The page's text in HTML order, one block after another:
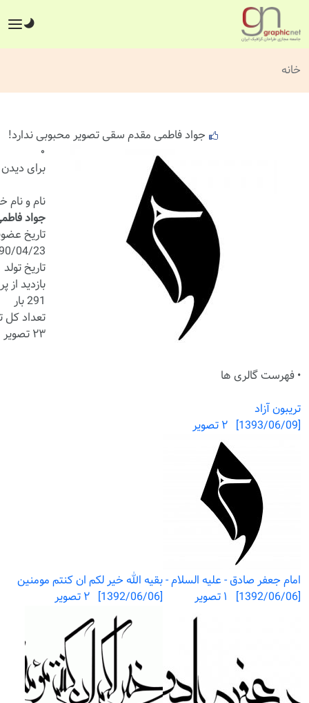
خانه
جواد فاطمی مقدم سقی تصویر محبوبی ندارد!
۰
برای
نام و نام
جواد
تاریخ
04/23
تاریخ تولد
بازدید از
291 بار
تعداد کل
۲۳ تصویر
• فهرست گالری ها
تریبون آزاد
[1393/06/09] ۲ تصویر
امام جعفر صادق - علیه السلام -
[1392/06/06] ۱ تصویر
بقیه الله خیر لکم ان کنتم مومنین
[1392/06/06] ۲ تصویر